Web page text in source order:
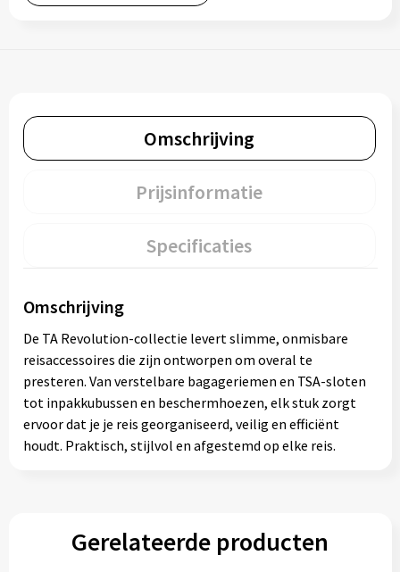
Omschrijving
Prijsinformatie
Specificaties
Omschrijving
De TA Revolution-collectie levert slimme, onmisbare
reisaccessoires die zijn ontworpen om overal te
presteren. Van verstelbare bagageriemen en TSA-sloten
tot inpakkubussen en beschermhoezen, elk stuk zorgt
ervoor dat je je reis georganiseerd, veilig en efficiënt
houdt. Praktisch, stijlvol en afgestemd op elke reis.
Gerelateerde producten